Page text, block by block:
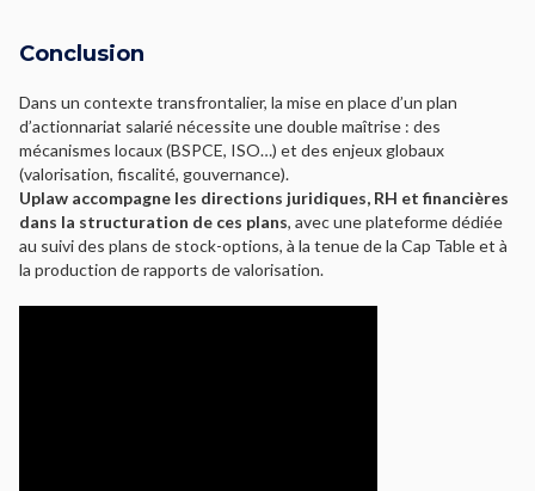
Conclusion
Dans un contexte transfrontalier, la mise en place d’un plan
d’actionnariat salarié nécessite une double maîtrise : des
mécanismes locaux (BSPCE, ISO…) et des enjeux globaux
(valorisation, fiscalité, gouvernance).
Uplaw accompagne les directions juridiques, RH et financières
dans la structuration de ces plans, avec une plateforme dédiée
au suivi des plans de stock-options, à la tenue de la Cap Table et à
la production de rapports de valorisation.